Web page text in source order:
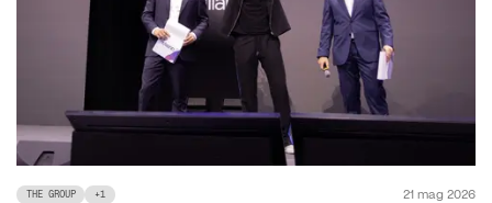
THE GROUP +1 21 mag 2026